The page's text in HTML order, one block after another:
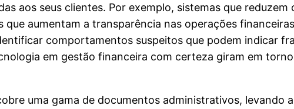
aos seus clientes. Por exemplo, sistemas que
que aumentam a transparência nas operações
comportamentos suspeitos que podem indicar
em gestão financeira com certeza giram em
uma gama de documentos administrativos, levando